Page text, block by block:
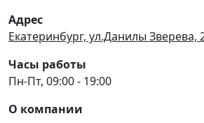
Адрес
Екатеринбург, ул.Данилы Зверева,
Часы работы
Пн-Пт, 09:00 - 19:00
О компании